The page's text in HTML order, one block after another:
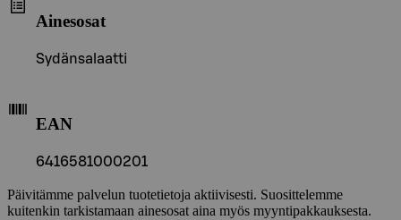
Ainesosat
Sydänsalaatti
EAN
6416581000201
Päivitämme palvelun tuotetietoja aktiivisesti. Suosittelemme
kuitenkin tarkistamaan ainesosat aina myös myyntipakkauksesta.